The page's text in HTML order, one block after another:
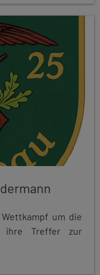
um die
ihre Treffer zur